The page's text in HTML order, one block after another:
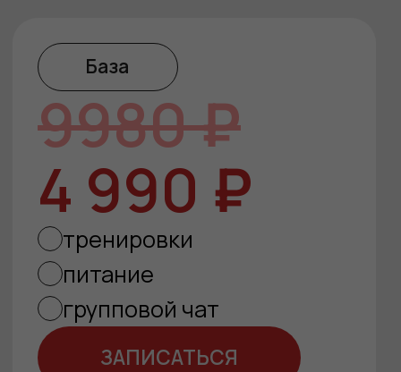
ОСТАЛИСЬ
ВОПРОСЫ?
Я всегда на связи и готова помочь! Если у
тебя есть сомнения или нужна
дополнительная информация, просто
напиши мне – разберёмся вместе